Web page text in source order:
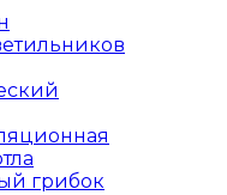
грибок